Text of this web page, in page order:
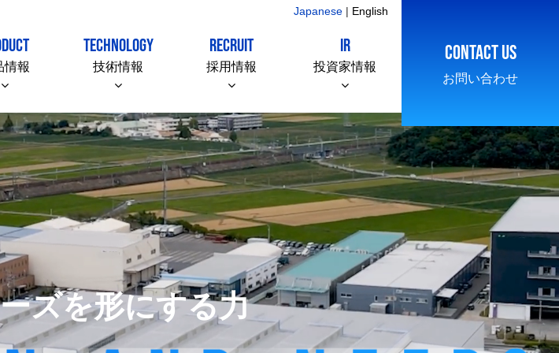
Japanese | English
情報
TECHNOLOGY
技術情報
RECRUIT
採用情報
IR
投資家情報
CONTACT US
お問い合わせ
ズを形にする力